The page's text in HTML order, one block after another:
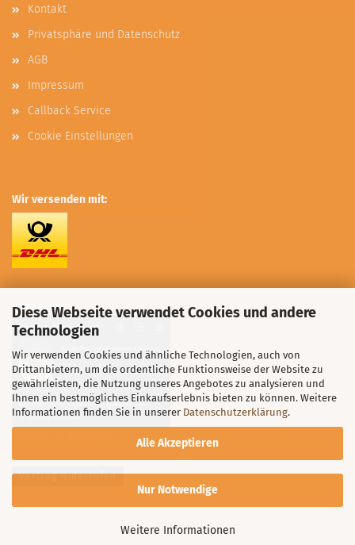
Diese Webseite verwendet Cookies und andere
Technologien
Wir verwenden Cookies und ähnliche Technologien, auch von
Drittanbietern, um die ordentliche Funktionsweise der Website zu
gewährleisten, die Nutzung unseres Angebotes zu analysieren und
Ihnen ein bestmögliches Einkaufserlebnis bieten zu können. Weitere
Informationen finden Sie in unserer Datenschutzerklärung.
Alle Akzeptieren
Nur Notwendige
Weitere Informationen
Kontakt
Privatsphäre und Datenschutz
AGB
Impressum
Callback Service
Cookie Einstellungen
Wir versenden mit:
Instagram:
Vertrag widerrufen